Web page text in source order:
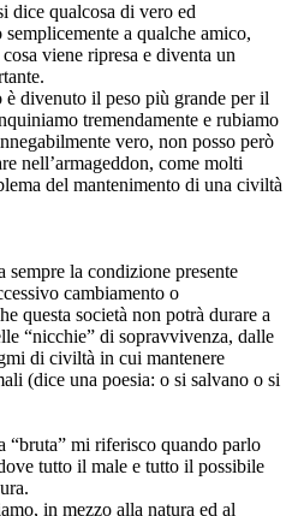
dice qualcosa di vero ed
a qualche amico,
viene ripresa e diventa un
divenuto il peso più grande per il
tremendamente e rubiamo
vero, non posso però
nell’armageddon, come molti
del mantenimento di una civiltà
la condizione presente
cambiamento o
questa società non potrà durare a
“nicchie” di sopravvivenza, dalle
di civiltà in cui mantenere
(dice una poesia: o si salvano o si
mi riferisco quando parlo
tutto il male e tutto il possibile
in mezzo alla natura ed al